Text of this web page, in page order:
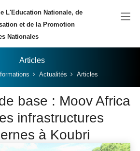
L'Education Nationale, de
et de la Promotion
Nationales
Articles
Actualités Articles
base : Moov Africa
infrastructures
à Koubri